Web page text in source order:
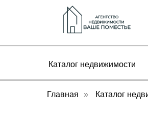
Каталог недвижимости
Главная » Каталог